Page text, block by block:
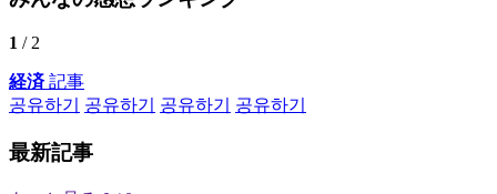
1 / 2
経済記事
공유하기
공유하기 공유하기 공유하기
最新記事